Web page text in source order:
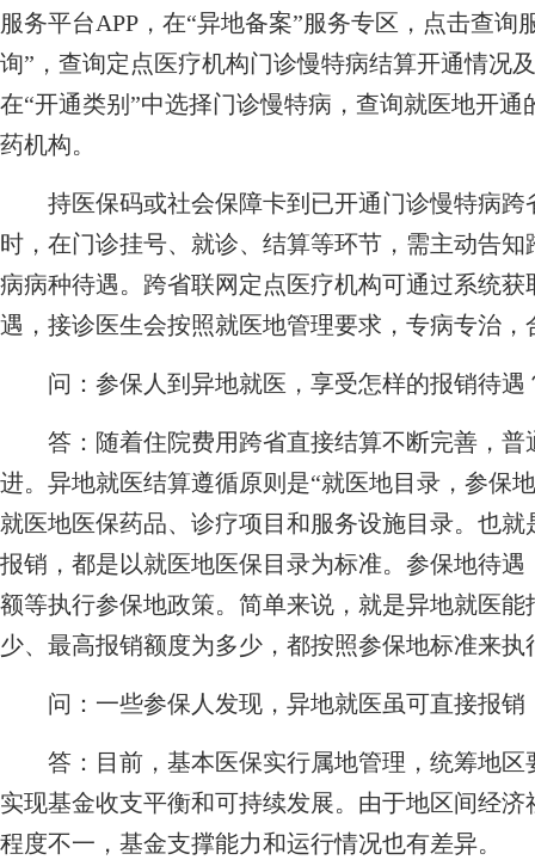
服务平台APP，在“异地备案”服务专区，点击查
询”，查询定点医疗机构门诊慢特病结算开通情况
在“开通类别”中选择门诊慢特病，查询就医地开
药机构。
持医保码或社会保障卡到已开通门诊慢特病跨
时，在门诊挂号、就诊、结算等环节，需主动告
病病种待遇。跨省联网定点医疗机构可通过系统
遇，接诊医生会按照就医地管理要求，专病专治，
问：参保人到异地就医，享受怎样的报销待遇
答：随着住院费用跨省直接结算不断完善，普
进。异地就医结算遵循原则是“就医地目录，参保
就医地医保药品、诊疗项目和服务设施目录。也
报销，都是以就医地医保目录为标准。参保地待
额等执行参保地政策。简单来说，就是异地就医
少、最高报销额度为多少，都按照参保地标准来执
问：一些参保人发现，异地就医虽可直接报
答：目前，基本医保实行属地管理，统筹地区
实现基金收支平衡和可持续发展。由于地区间经
程度不一，基金支撑能力和运行情况也有差异。